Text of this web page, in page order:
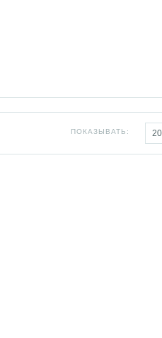
ПОКАЗЫВАТЬ: 20